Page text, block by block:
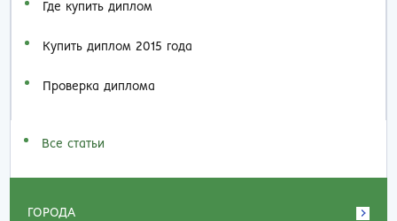
Где купить диплом
Купить диплом 2015 года
Проверка диплома
Все статьи
ГОРОДА